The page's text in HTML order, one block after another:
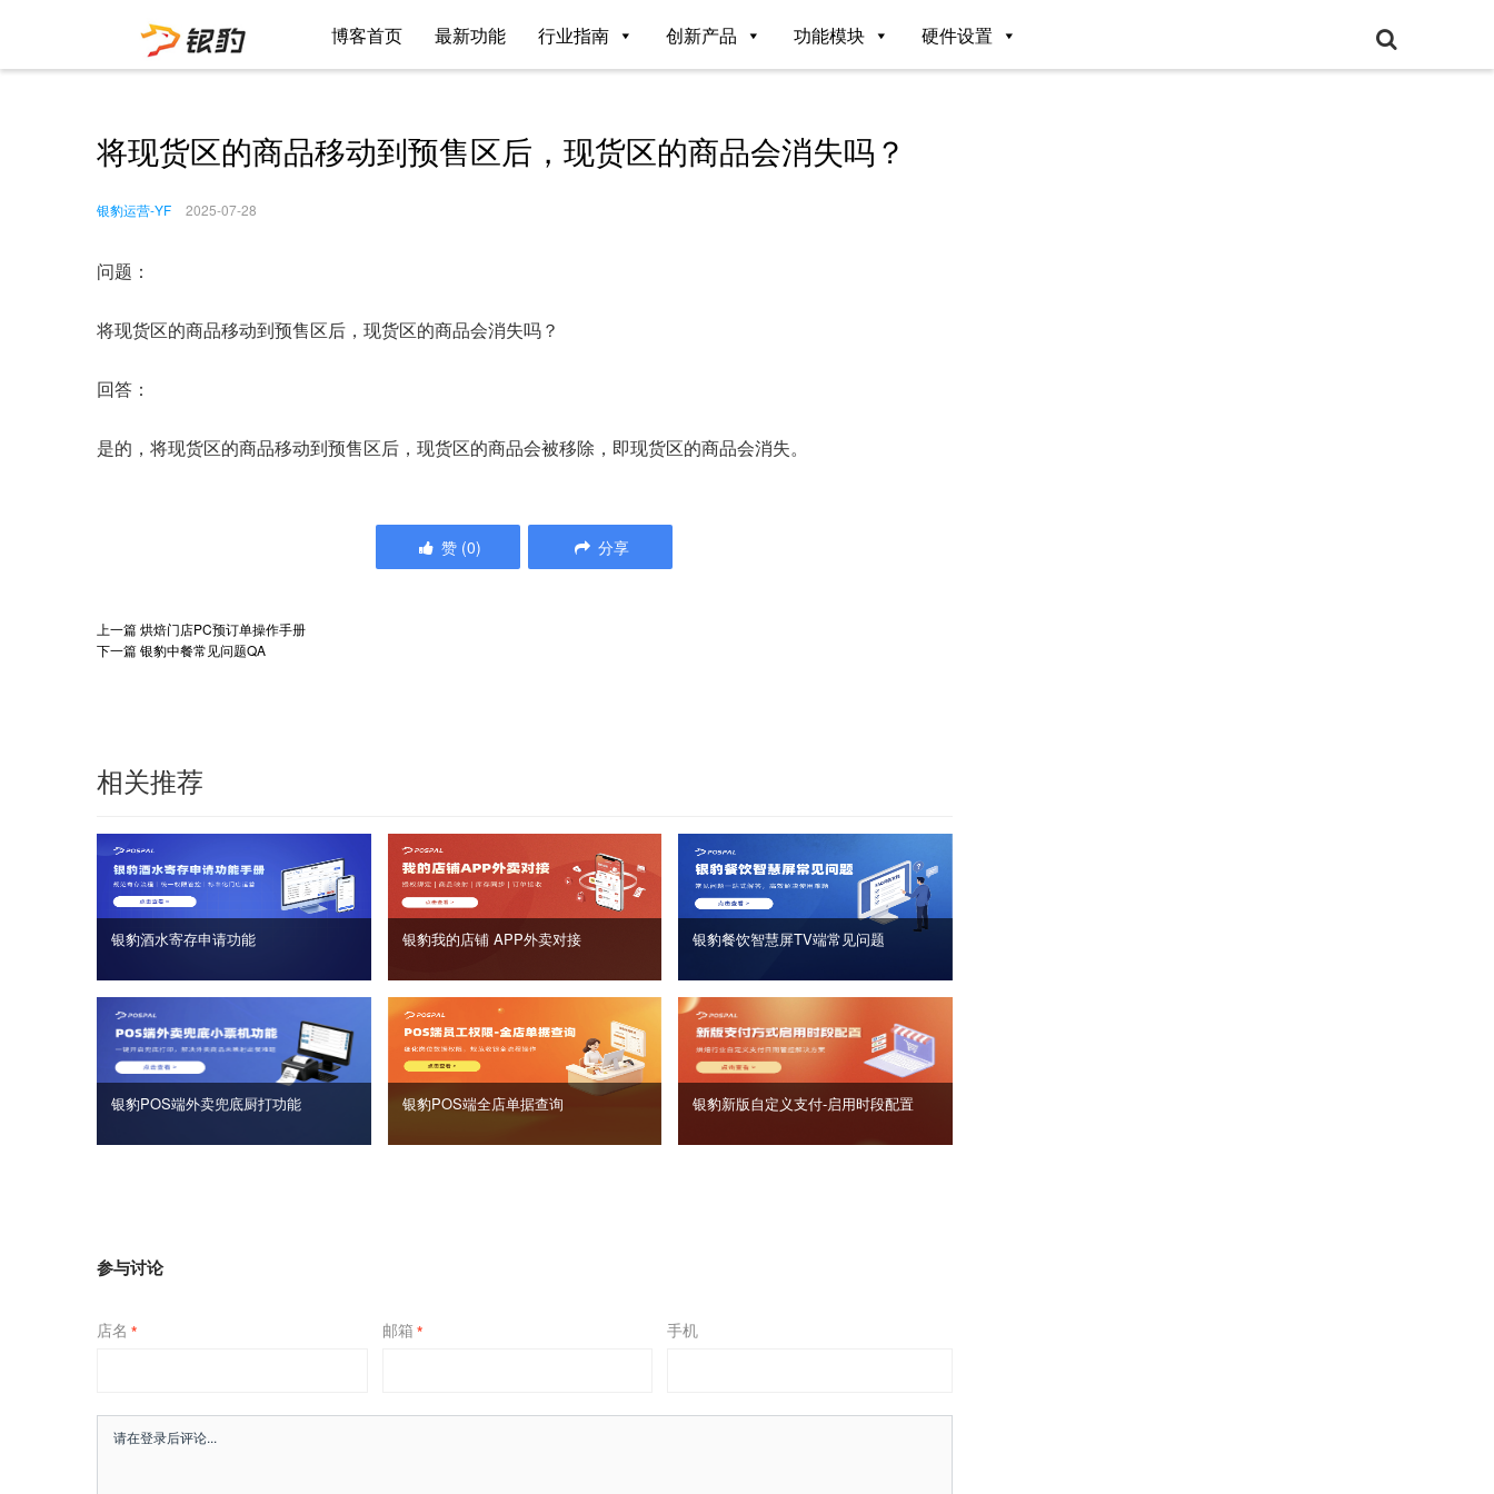
博客首页 最新功能 行业指南 创新产品 功能模块 硬件设置
将现货区的商品移动到预售区后，现货区的商品会消失吗？
银豹运营-YF 2025-07-28
问题：
将现货区的商品移动到预售区后，现货区的商品会消失吗？
回答：
是的，将现货区的商品移动到预售区后，现货区的商品会被移除，即现货区的商品会消失。
赞 (0) 分享
上一篇烘焙门店PC预订单操作手册
下一篇银豹中餐常见问题QA
相关推荐
银豹酒水寄存申请功能 银豹我的店铺 APP外卖对接 银豹餐饮智慧屏TV端常见问题
银豹POS端外卖兜底厨打功能 银豹POS端全店单据查询 银豹新版自定义支付‑启用时段配置
参与讨论
店名 * 邮箱 * 手机